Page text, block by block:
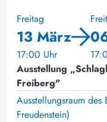
Freitag
13 März
17:00 Uhr
Ausstellung
Freiberg"
Ausstellungsraum
Freudenstein)